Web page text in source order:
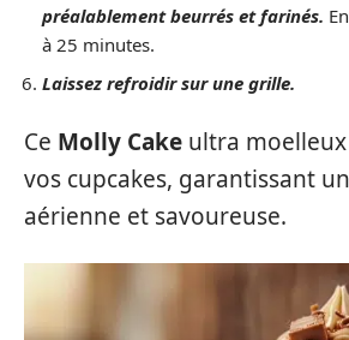
préalablement beurrés et farinés.
à 25 minutes.
Laissez refroidir sur une grille.
Ce Molly Cake ultra
vos cupcakes, garantissant
aérienne et savoureuse.